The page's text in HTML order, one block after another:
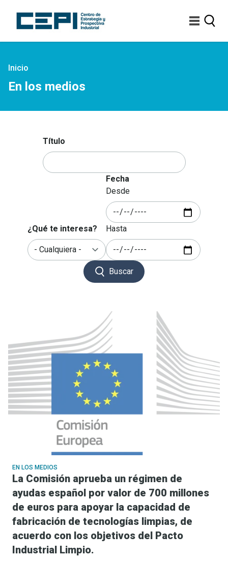
contenido
principal
Sobrescribir
enlaces
de
navegación
Inicio
En los medios
Título
¿Qué te interesa?
Fecha
Desde
Hasta
Buscar
EN LOS MEDIOS
La Comisión aprueba un régimen de
ayudas español por valor de 700 millones
de euros para apoyar la capacidad de
fabricación de tecnologías limpias, de
acuerdo con los objetivos del Pacto
Industrial Limpio.